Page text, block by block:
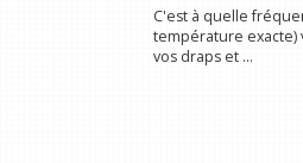
C'est à quelle
température exacte)
vos draps et ...